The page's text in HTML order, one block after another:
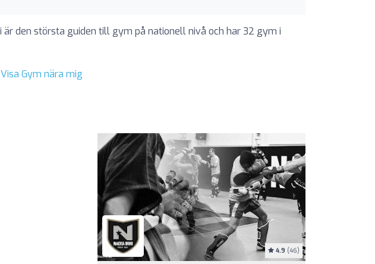
den största guiden till gym på nationell nivå och har 32 gym i
Visa Gym nära mig
4.9 (46)